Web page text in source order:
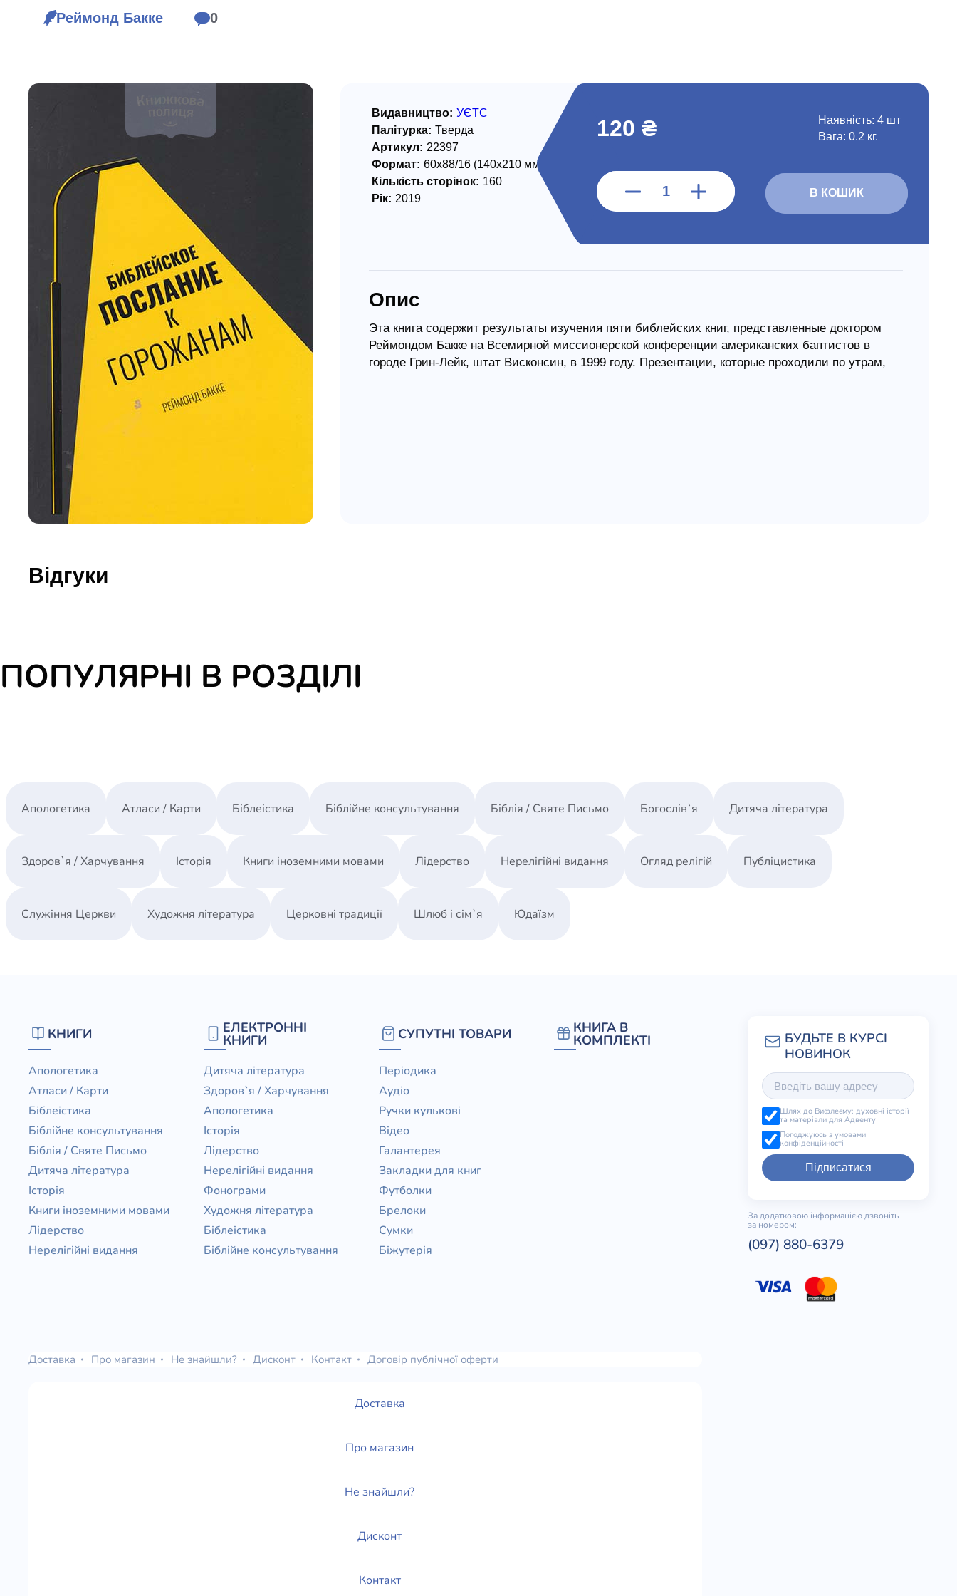
Свіжі надходження, актуальна
література та нові автори на нашій
Книги іноземними мовами
Нерелігійні видання
Здоров`я / Харчування
Юдаїзм
Огляд релігій
Реймонд Бакке 0
120 ₴ Наявність: 4 шт
Вага: 0.2 кг.
В КОШИК
Видавництво: УЄТС
Палітурка: Тверда
Артикул: 22397
Формат: 60х88/16 (140х210 мм)
Кількість сторінок: 160
Рік: 2019
Опис
Эта книга содержит результаты изучения пяти библейских книг, представленные доктором
Реймондом Бакке на Всемирной миссионерской конференции американских баптистов в
городе Грин-Лейк, штат Висконсин, в 1999 году. Презентации, которые проходили по утрам,
Відгуки
ПОПУЛЯРНІ В РОЗДІЛІ
Апологетика Атласи / Карти Біблеістика Біблійне консультування Біблія / Святе Письмо Богослів`я Дитяча література
Здоров`я / Харчування Історія Книги іноземними мовами Лідерство Нерелігійні видання Огляд релігій Публіцистика
Служіння Церкви Художня література Церковні традиції Шлюб і сім`я Юдаїзм
КНИГИ
Апологетика
Атласи / Карти
Біблеістика
Біблійне консультування
Біблія / Святе Письмо
Дитяча література
Історія
Книги іноземними мовами
Лідерство
Нерелігійні видання
ЕЛЕКТРОННІ
КНИГИ
Дитяча література
Здоров`я / Харчування
Апологетика
Історія
Лідерство
Нерелігійні видання
Фонограми
Художня література
Біблеістика
Біблійне консультування
СУПУТНІ ТОВАРИ
Періодика
Аудіо
Ручки кулькові
Відео
Галантерея
Закладки для книг
Футболки
Брелоки
Сумки
Біжутерія
КНИГА В
КОМПЛЕКТІ
Шлях до Вифлеєму: духовні історії
та матеріали для Адвенту
Погоджуюсь з умовами
конфіденційності
Підписатися
За додатковою інформацією дзвоніть
за номером:
(097) 880-6379
Доставка Про магазин Не знайшли? Дисконт Контакт Договір публічної оферти
Доставка
Про магазин
Не знайшли?
Дисконт
Контакт